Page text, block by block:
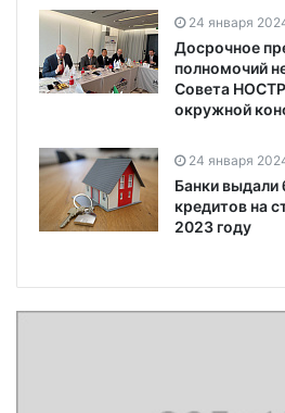
24 января
Досрочное
полномочий
Совета
окружной
24 января
Банки выдали
кредитов на
2023 году